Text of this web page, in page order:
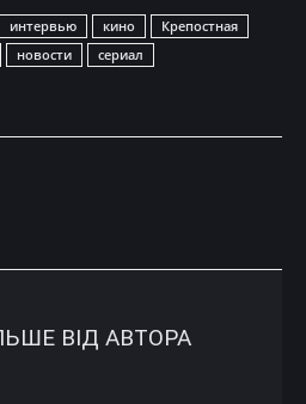
интервью кино
Крепостная
новости
сериал
ВІД АВТОРА